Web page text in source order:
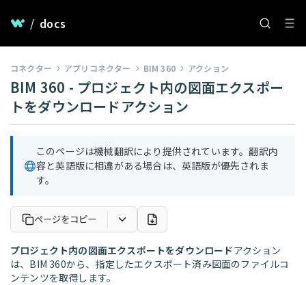
/ docs
コネクター アプリコネクター BIM 360 アクション
BIM 360 - プロジェクト内の図面エクスポー
トをダウンロードアクション
このページは機械翻訳により提供されています。翻訳内
容と英語版に相違がある場合は、英語版が優先されま
す。
ページをコピー
プロジェクト内の図面エクスポートをダウンロードアクション
は、BIM 360から、指定したエクスポート済み図面のファイルコ
ンテンツを取得します。